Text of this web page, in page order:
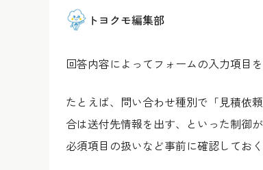
トヨクモ編集部
回答内容によってフォームの入力項目
たとえば、問い合わせ種別で「見積依
合は送付先情報を出す、といった制御
必須項目の扱いなど事前に確認してお